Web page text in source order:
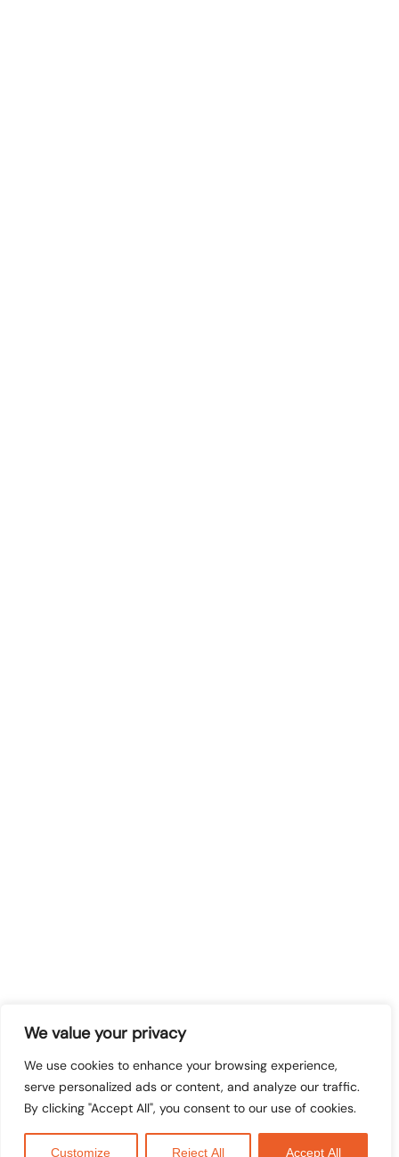
We value your privacy
We use cookies to enhance your browsing experience,
serve personalized ads or content, and analyze our traffic.
By clicking "Accept All", you consent to our use of cookies.
Customize Reject All Accept All